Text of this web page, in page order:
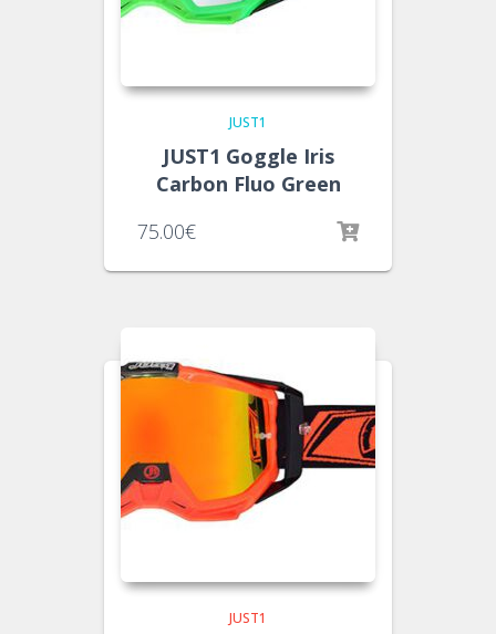
JUST1
JUST1 Goggle Iris
Carbon Fluo Green
75.00€
JUST1